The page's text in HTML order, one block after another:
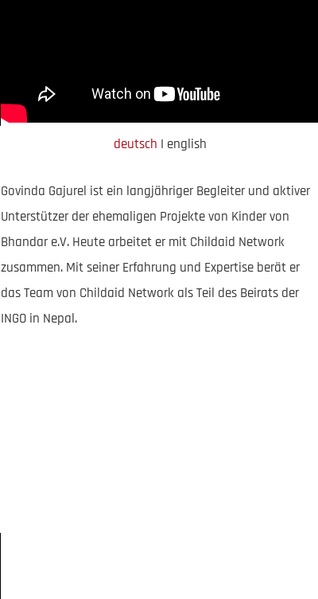
deutsch I english
Govinda Gajurel ist ein langjähriger Begleiter und aktiver
Unterstützer der ehemaligen Projekte von Kinder von
Bhandar e.V. Heute arbeitet er mit Childaid Network
zusammen. Mit seiner Erfahrung und Expertise berät er
das Team von Childaid Network als Teil des Beirats der
INGO in Nepal.